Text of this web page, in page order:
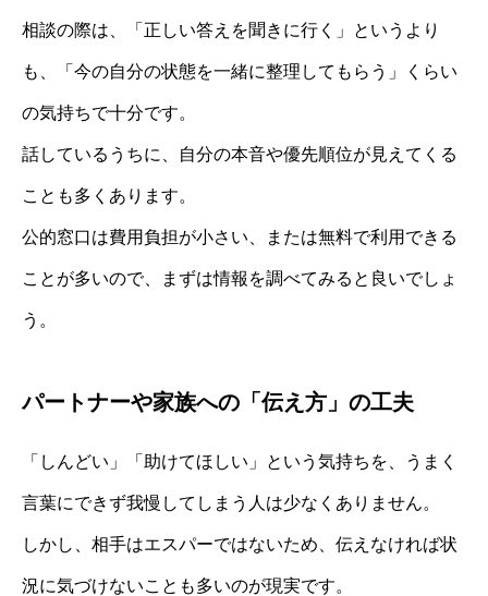
相談の際は、「正しい答えを聞きに行く」というより
も、「今の自分の状態を一緒に整理してもらう」くらい
の気持ちで十分です。
話しているうちに、自分の本音や優先順位が見えてくる
ことも多くあります。
公的窓口は費用負担が小さい、または無料で利用できる
ことが多いので、まずは情報を調べてみると良いでしょ
う。
パートナーや家族への「伝え方」の工夫
「しんどい」「助けてほしい」という気持ちを、うまく
言葉にできず我慢してしまう人は少なくありません。
しかし、相手はエスパーではないため、伝えなければ状
況に気づけないことも多いのが現実です。